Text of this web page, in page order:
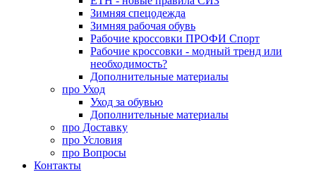
Зимняя спецодежда
Зимняя рабочая обувь
Рабочие кроссовки ПРОФИ Спорт
Рабочие кроссовки - модный тренд или
необходимость?
Дополнительные материалы
про Уход
Уход за обувью
Дополнительные материалы
про Доставку
про Условия
про Вопросы
Контакты